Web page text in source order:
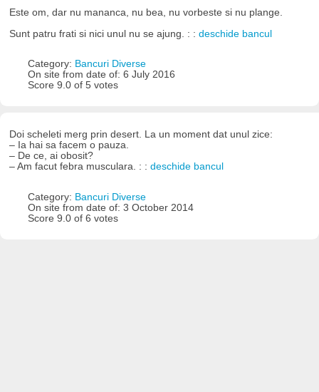
Este om, dar nu mananca, nu bea, nu vorbeste si nu plange.
Sunt patru frati si nici unul nu se ajung. : :deschide bancul
Category: Bancuri Diverse
On site from date of: 6 July 2016
Score 9.0 of 5 votes
Doi scheleti merg prin desert. La un moment dat unul zice:
– Ia hai sa facem o pauza.
– De ce, ai obosit?
– Am facut febra musculara. : :deschide bancul
Category: Bancuri Diverse
On site from date of: 3 October 2014
Score 9.0 of 6 votes